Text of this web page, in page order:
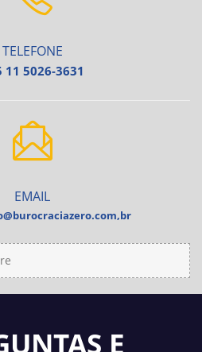
TELEFONE
11 5026-3631
EMAIL
E